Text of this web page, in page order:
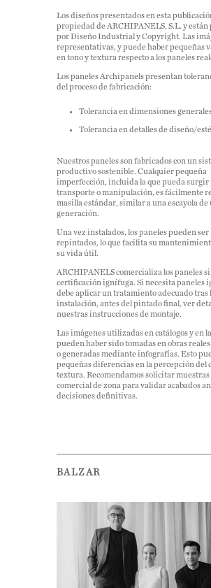
Los diseños presentados en esta
propiedad de ARCHIPANELS, S.L. y están
por Diseño Industrial y Copyright. Las
representativas, y puede haber pequeñas
en tono y textura respecto a los paneles
Los paneles Archipanels presentan
del proceso de fabricación:
Tolerancia en dimensiones
Tolerancia en detalles de diseño/
Nuestros paneles son fabricados con un
productivo sostenible. Cualquier pequeña
imperfección, incluida la que pueda surgir
transporte o manipulación, es fácilmente
masilla estándar, similar a una escayola de
generación.
Una vez instalados, los paneles pueden ser
repintados, lo que facilita su
su vida útil.
ARCHIPANELS comercializa los paneles
certificación ignífuga. Si necesita paneles
debe aplicar un tratamiento adecuado tras
instalación, antes del pintado final, ver
nuestras instrucciones de montaje.
Las imágenes utilizadas en catálogos y en
pueden haber sido tomadas en obras
o generadas mediante infografías. Esto
pequeñas diferencias en la percepción del
textura. Recomendamos solicitar muestras
comercial de zona para validar acabados
decisiones definitivas.
BALZAR